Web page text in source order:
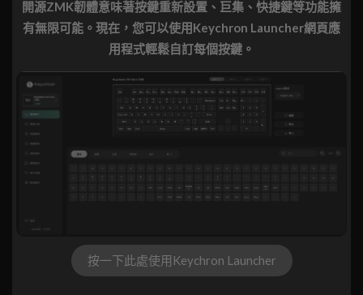
開源ZMK韌體意味著按鍵重新設置、巨集、快捷鍵等功能擁
有無限可能。現在，您可以使用Keychron Launcher網頁應
用程式輕鬆自訂每個按鍵。
按一下此處使用Keychron Launcher